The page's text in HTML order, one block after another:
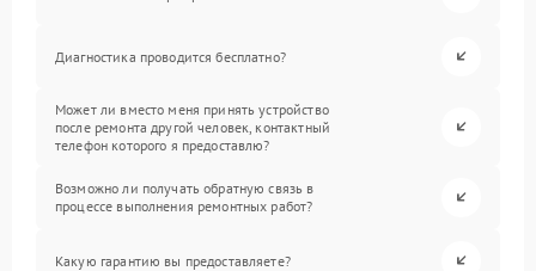
Диагностика проводится бесплатно?
Может ли вместо меня принять устройство
после ремонта другой человек, контактный
телефон которого я предоставлю?
Возможно ли получать обратную связь в
процессе выполнения ремонтных работ?
Какую гарантию вы предоставляете?